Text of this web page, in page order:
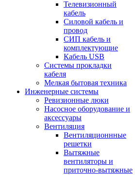
Телевизионный
кабель
Силовой кабель и
провод
СИП кабель и
комплектующие
Кабель USB
Системы прокладки
кабеля
Мелкая бытовая техника
Инженерные системы
Ревизионные люки
Насосное оборудование и
аксессуары
Вентиляция
Вентиляционнные
решетки
Вытяжные
вентиляторы и
приточно-вытяжные